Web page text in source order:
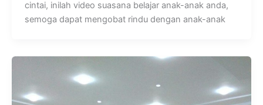
cintai, inilah video suasana belajar anak-anak anda,
semoga dapat mengobat rindu dengan anak-anak